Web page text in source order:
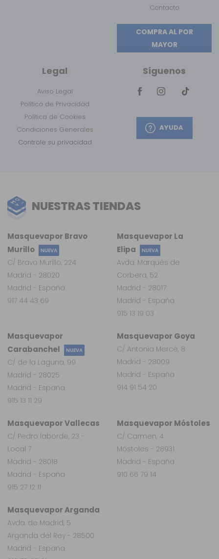
Contacto
COMPRA AL POR
MAYOR
Legal
Aviso Legal
Política de Privacidad
Política de Cookies
Condiciones Generales
Controle su privacidad
Síguenos
AYUDA
NUESTRAS TIENDAS
Masquevapor Arganda
Avda. de Madrid, 5
Arganda del Rey - 28500
Madrid - España
Masquevapor
Carabanchel
NUEVA
C/ de la Laguna, 99
Madrid - 28025
Madrid - España
915 13 11 29
Masquevapor Vallecas
C/ Pedro laborde, 23 -
Local 7
Madrid - 28018
Madrid - España
915 27 12 11
Masquevapor Móstoles
C/ Carmen, 4
Móstoles - 28931
Madrid - España
910 66 79 14
Masquevapor Goya
C/ Antonia Mercé, 8
Madrid - 28009
Madrid - España
914 91 54 20
Masquevapor La
Elipa
NUEVA
Avda. Marqués de
Corbera, 52
Madrid - 28017
Madrid - España
915 13 19 03
Masquevapor Bravo
Murillo
NUEVA
C/ Bravo Murillo, 224
Madrid - 28020
Madrid - España
917 44 43 69